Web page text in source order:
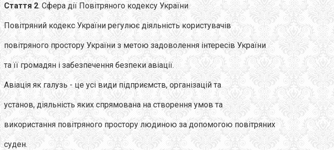
Стаття 2. Сфера дії Повітряного кодексу України
Повітряний кодекс України регулює діяльність користувачів
повітряного простору України з метою задоволення інтересів України
та її громадян і забезпечення безпеки авіації.
Авіація як галузь - це усі види підприємств, організацій та
установ, діяльність яких спрямована на створення умов та
використання повітряного простору людиною за допомогою повітряних
суден.